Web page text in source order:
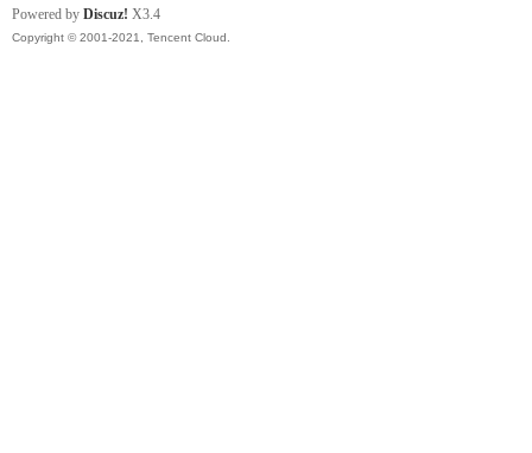
Powered by Discuz! X3.4
Copyright © 2001-2021, Tencent Cloud.